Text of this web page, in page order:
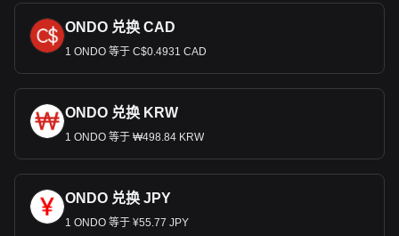
ONDO 兑换 CAD
1 ONDO 等于 C$0.4931 CAD
ONDO 兑换 KRW
1 ONDO 等于 ₩498.84 KRW
ONDO 兑换 JPY
1 ONDO 等于 ¥55.77 JPY